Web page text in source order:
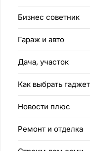
Бизнес советник
Гараж и авто
Дача, участок
Как выбрать гаджет
Новости плюс
Ремонт и отделка